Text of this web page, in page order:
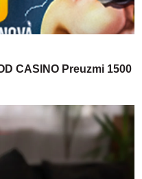
CASINO Preuzmi 1500